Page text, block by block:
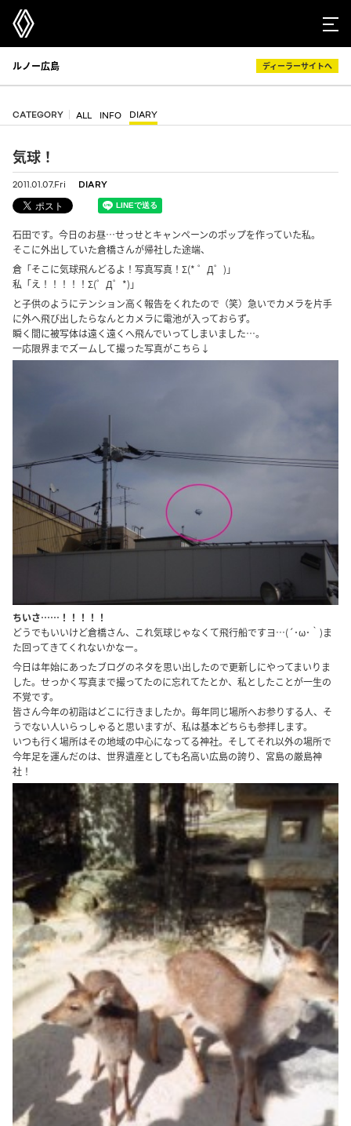
ルノー広島 ディーラーサイトへ
CATEGORY ALL INFO DIARY
気球！
2011.01.07.Fri DIARY
石田です。今日のお昼…せっせとキャンペーンのポップを作っていた私。
そこに外出していた倉橋さんが帰社した途端、
倉「そこに気球飛んどるよ！写真写真！Σ(* ゜Д゜)」
私「え！！！！！Σ(゜Д゜*)」
と子供のようにテンション高く報告をくれたので（笑）急いでカメラを片手
に外へ飛び出したらなんとカメラに電池が入っておらず。
瞬く間に被写体は遠く遠くへ飛んでいってしまいました…。
一応限界までズームして撮った写真がこちら↓
ちいさ……！！！！！
どうでもいいけど倉橋さん、これ気球じゃなくて飛行船ですヨ…(´･ω･｀)ま
た回ってきてくれないかなー。
今日は年始にあったブログのネタを思い出したので更新しにやってまいりま
した。せっかく写真まで撮ってたのに忘れてたとか、私としたことが一生の
不覚です。
皆さん今年の初詣はどこに行きましたか。毎年同じ場所へお参りする人、そ
うでない人いらっしゃると思いますが、私は基本どちらも参拝します。
いつも行く場所はその地域の中心になってる神社。そしてそれ以外の場所で
今年足を運んだのは、世界遺産としても名高い広島の誇り、宮島の厳島神
社！